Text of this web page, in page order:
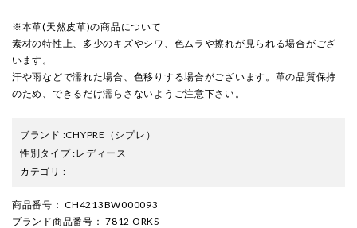
※本革(天然皮革)の商品について
素材の特性上、多少のキズやシワ、色ムラや擦れが見られる場合がござ
います。
汗や雨などで濡れた場合、色移りする場合がございます。革の品質保持
のため、できるだけ濡らさないようご注意下さい。
ブランド :CHYPRE （シプレ）
性別タイプ:レディース
カテゴリ :
商品番号 ： CH4213BW000093
ブランド商品番号 ： 7812 ORKS